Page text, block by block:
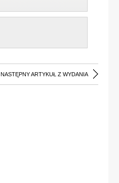
NASTĘPNY ARTYKUŁ Z WYDANIA